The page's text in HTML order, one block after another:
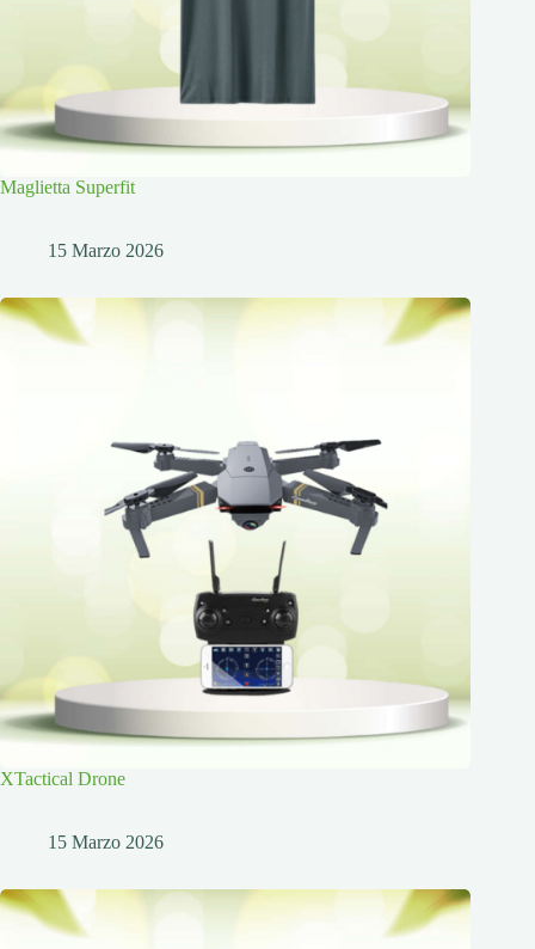
Maglietta Superfit
15 Marzo 2026
XTactical Drone
15 Marzo 2026